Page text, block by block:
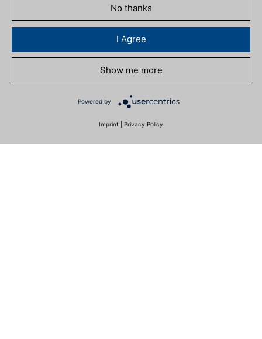
No thanks
I Agree
Show me more
Powered by
Imprint Privacy Policy